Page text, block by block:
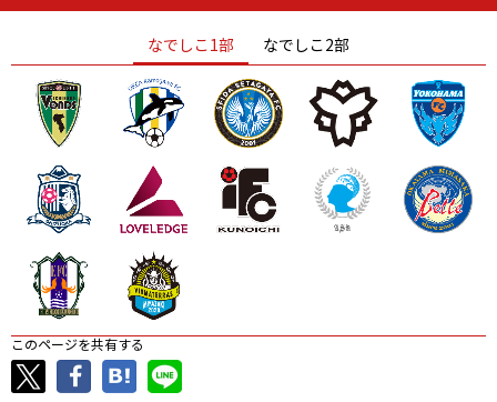
ニッパツ
ニッパツ 名古屋
石人の星
静岡 愛媛Ｌ
なでしこ1部 なでしこ2部
このページを共有する